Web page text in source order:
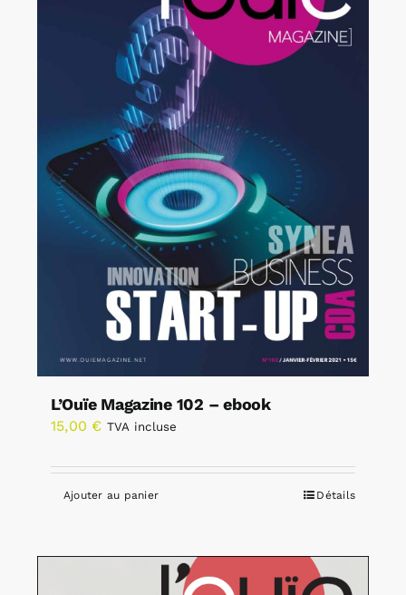
L’Ouïe Magazine 102 – ebook
15,00 € TVA incluse
Ajouter au panier Détails